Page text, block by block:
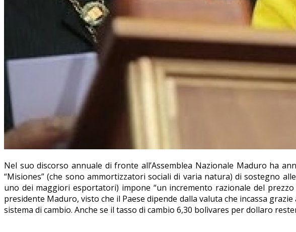
Nel suo discorso annuale di fronte all’Assemblea Nazionale Maduro ha
“Misiones” (che sono ammortizzatori sociali di varia natura) di sostegno
uno dei maggiori esportatori) impone “un incremento razionale del
presidente Maduro, visto che il Paese dipende dalla valuta che incassa
sistema di cambio. Anche se il tasso di cambio 6,30 bolìvares per dollaro